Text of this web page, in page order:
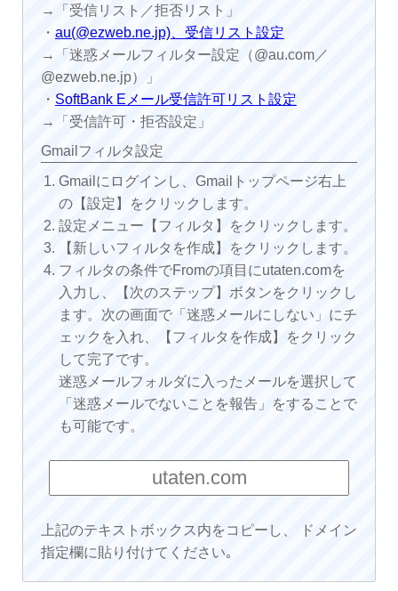
→「受信リスト／拒否リスト」
・ au(@ezweb.ne.jp)、受信リスト設定
→「迷惑メールフィルター設定（@au.com／
@ezweb.ne.jp）」
・ SoftBank Eメール受信許可リスト設定
→「受信許可・拒否設定」
Gmailフィルタ設定
Gmailにログインし、Gmailトップページ右上
の【設定】をクリックします。
設定メニュー【フィルタ】をクリックします。
【新しいフィルタを作成】をクリックします。
フィルタの条件でFromの項目にutaten.comを
入力し、【次のステップ】ボタンをクリックし
ます。次の画面で「迷惑メールにしない」にチ
ェックを入れ、【フィルタを作成】をクリック
して完了です。
迷惑メールフォルダに入ったメールを選択して
「迷惑メールでないことを報告」をすることで
も可能です。
上記のテキストボックス内をコピーし、 ドメイン
指定欄に貼り付けてください｡